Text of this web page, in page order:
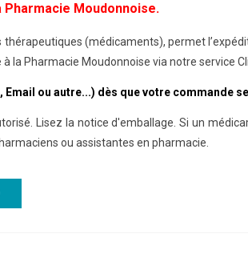
Pharmacie Moudonnoise.
thérapeutiques (médicaments), permet
la Pharmacie Moudonnoise via notre service
Email ou autre...) dès que votre commande
Lisez la notice d'emballage. Si un
ou assistantes en pharmacie.